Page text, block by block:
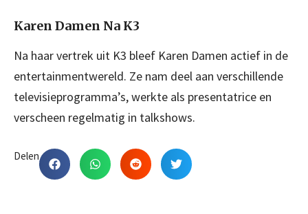
Karen Damen Na K3
Na haar vertrek uit K3 bleef Karen Damen actief in de
entertainmentwereld. Ze nam deel aan verschillende
televisieprogramma’s, werkte als presentatrice en
verscheen regelmatig in talkshows.
Delen